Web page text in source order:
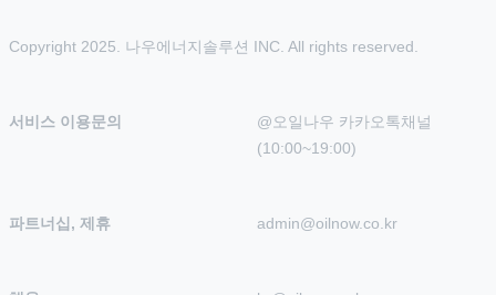
Copyright 2025. 나우에너지솔루션 INC. All rights reserved.
서비스 이용문의
@오일나우 카카오톡채널
(10:00~19:00)
파트너십, 제휴 admin@oilnow.co.kr